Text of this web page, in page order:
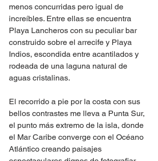
menos concurridas pero igual de
increíbles. Entre ellas se encuentra
Playa Lancheros con su peculiar bar
construido sobre el arrecife y Playa
Indios, escondida entre acantilados y
rodeada de una laguna natural de
aguas cristalinas.
El recorrido a pie por la costa con sus
bellos contrastes me lleva a Punta Sur,
el punto más extremo de la isla, donde
el Mar Caribe converge con el Océano
Atlántico creando paisajes